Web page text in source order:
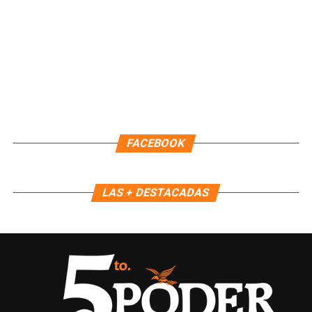
Únete al canal oficial de WhatsApp de
en tu teléfono.
FACEBOOK
LAS + DESTACADAS